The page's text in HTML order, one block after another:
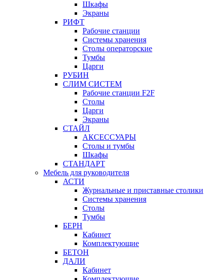
Шкафы
Экраны
РИФТ
Рабочие станции
Системы хранения
Столы операторские
Тумбы
Царги
РУБИН
СЛИМ СИСТЕМ
Рабочие станции F2F
Столы
Царги
Экраны
СТАЙЛ
АКСЕССУАРЫ
Столы и тумбы
Шкафы
СТАНДАРТ
Мебель для руководителя
АСТИ
Журнальные и приставные столики
Системы хранения
Столы
Тумбы
БЕРН
Кабинет
Комплектующие
БЕТОН
ДАЛИ
Кабинет